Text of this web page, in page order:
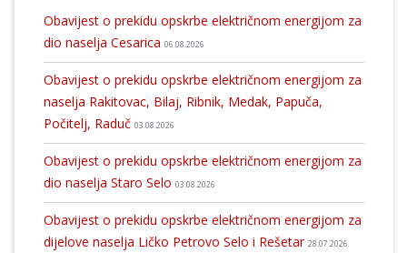
Obavijest o prekidu opskrbe električnom energijom za
dio naselja Cesarica 06.08.2026
Obavijest o prekidu opskrbe električnom energijom za
naselja Rakitovac, Bilaj, Ribnik, Medak, Papuča,
Počitelj, Raduč 03.08.2026
Obavijest o prekidu opskrbe električnom energijom za
dio naselja Staro Selo 03.08.2026
Obavijest o prekidu opskrbe električnom energijom za
dijelove naselja Ličko Petrovo Selo i Rešetar 28.07.2026